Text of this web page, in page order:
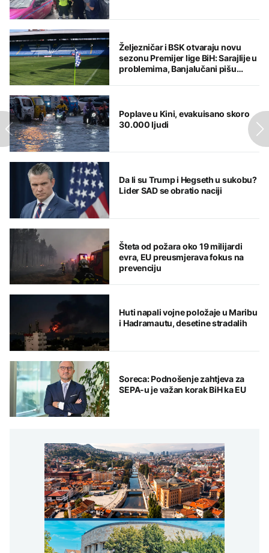
Željezničar i BSK otvaraju novu
sezonu Premijer lige BiH: Sarajlije u
problemima, Banjalučani pišu
Poplave u Kini, evakuisano skoro
30.000 ljudi
Da li su Trump i Hegseth u sukobu?
Lider SAD se obratio naciji
Šteta od požara oko 19 milijardi
evra, EU preusmjerava fokus na
prevenciju
Huti napali vojne položaje u Maribu
i Hadramautu, desetine stradalih
Soreca: Podnošenje zahtjeva za
SEPA-u je važan korak BiH ka EU